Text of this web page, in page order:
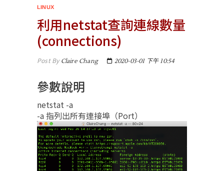
LINUX
利用netstat查詢連線數量
(connections)
Post ByClaire Chang 2020-03-01 下午 10:54
參數說明
netstat -a
-a 指列出所有連接埠（Port）